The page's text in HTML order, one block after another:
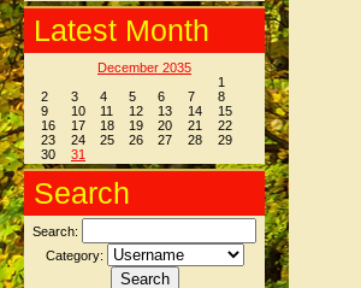
Latest Month
December 2035
1
2
3 4 5 6 7
8
9
10 11 12 13 14
15
16
17 18 19 20 21
22
23
24 25 26 27 28
29
30
31
Search
Search:
Category: